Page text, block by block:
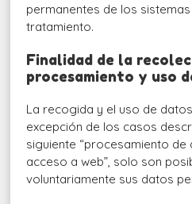
permanentes de los
tratamiento.
Finalidad de la
procesamiento y uso
La recogida y el uso de
excepción de los casos
siguiente “procesamiento
acceso a web”, solo son
voluntariamente sus datos